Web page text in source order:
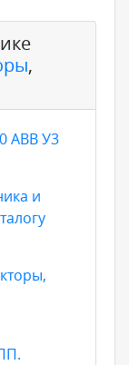
,
АВВ У3
и